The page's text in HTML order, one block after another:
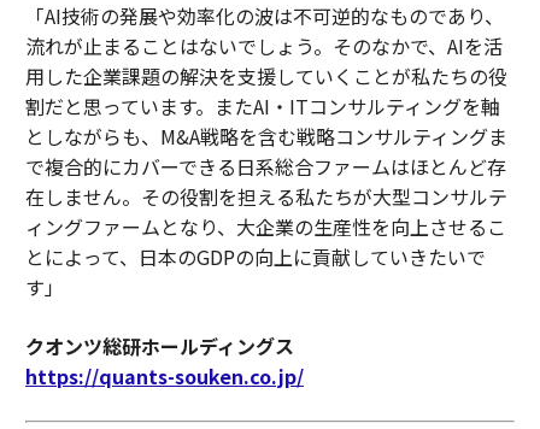
「AI技術の発展や効率化の波は不可逆的なものであり、
流れが止まることはないでしょう。そのなかで、AIを活
用した企業課題の解決を支援していくことが私たちの役
割だと思っています。またAI・ITコンサルティングを軸
としながらも、M&A戦略を含む戦略コンサルティングま
で複合的にカバーできる日系総合ファームはほとんど存
在しません。その役割を担える私たちが大型コンサルテ
ィングファームとなり、大企業の生産性を向上させるこ
とによって、日本のGDPの向上に貢献していきたいで
す」
クオンツ総研ホールディングス
https://quants-souken.co.jp/